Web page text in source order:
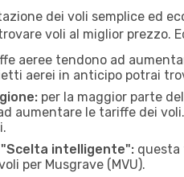
dei voli semplice ed
voli al miglior prezzo.
aeree tendono ad
aerei in anticipo potrai
per la maggior parte
aumentare le tariffe dei
intelligente": questa
per Musgrave (MVU).